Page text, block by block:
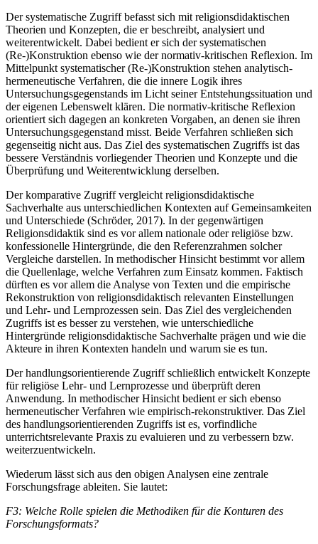
Der systematische Zugriff befasst sich mit religionsdidaktischen
Theorien und Konzepten, die er beschreibt, analysiert und
weiterentwickelt. Dabei bedient er sich der systematischen
(Re-)Konstruktion ebenso wie der normativ-kritischen Reflexion. Im
Mittelpunkt systematischer (Re-)Konstruktion stehen analytisch-
hermeneutische Verfahren, die die innere Logik ihres
Untersuchungsgegenstands im Licht seiner Entstehungssituation und
der eigenen Lebenswelt klären. Die normativ-kritische Reflexion
orientiert sich dagegen an konkreten Vorgaben, an denen sie ihren
Untersuchungsgegenstand misst. Beide Verfahren schließen sich
gegenseitig nicht aus. Das Ziel des systematischen Zugriffs ist das
bessere Verständnis vorliegender Theorien und Konzepte und die
Überprüfung und Weiterentwicklung derselben.
Der komparative Zugriff vergleicht religionsdidaktische
Sachverhalte aus unterschiedlichen Kontexten auf Gemeinsamkeiten
und Unterschiede (Schröder, 2017). In der gegenwärtigen
Religionsdidaktik sind es vor allem nationale oder religiöse bzw.
konfessionelle Hintergründe, die den Referenzrahmen solcher
Vergleiche darstellen. In methodischer Hinsicht bestimmt vor allem
die Quellenlage, welche Verfahren zum Einsatz kommen. Faktisch
dürften es vor allem die Analyse von Texten und die empirische
Rekonstruktion von religionsdidaktisch relevanten Einstellungen
und Lehr- und Lernprozessen sein. Das Ziel des vergleichenden
Zugriffs ist es besser zu verstehen, wie unterschiedliche
Hintergründe religionsdidaktische Sachverhalte prägen und wie die
Akteure in ihren Kontexten handeln und warum sie es tun.
Der handlungsorientierende Zugriff schließlich entwickelt Konzepte
für religiöse Lehr- und Lernprozesse und überprüft deren
Anwendung. In methodischer Hinsicht bedient er sich ebenso
hermeneutischer Verfahren wie empirisch-rekonstruktiver. Das Ziel
des handlungsorientierenden Zugriffs ist es, vorfindliche
unterrichtsrelevante Praxis zu evaluieren und zu verbessern bzw.
weiterzuentwickeln.
Wiederum lässt sich aus den obigen Analysen eine zentrale
Forschungsfrage ableiten. Sie lautet:
F3: Welche Rolle spielen die Methodiken für die Konturen des
Forschungsformats?